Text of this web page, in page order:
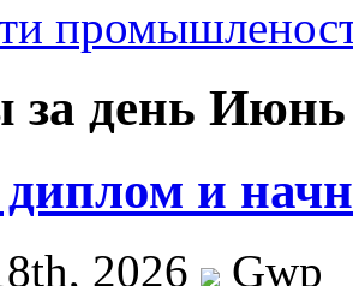
день Июнь
и
2026
Gwp